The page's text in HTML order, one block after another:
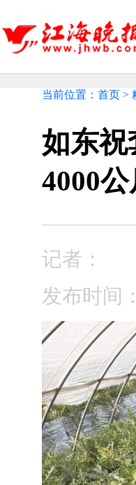
当前位置：首页 >
如东祝
4000
记者：
发布时间